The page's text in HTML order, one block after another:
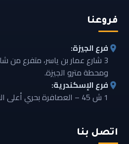
فروعنا
فرع الجيزة:
3 شارع عمار بن ياسر، متفرع من
ومحطة مترو الجيزة.
فرع الإسكندرية:
1 ش 45 – العصافرة بحري أعلى النفق برج بانوراما.
اتصل بنا